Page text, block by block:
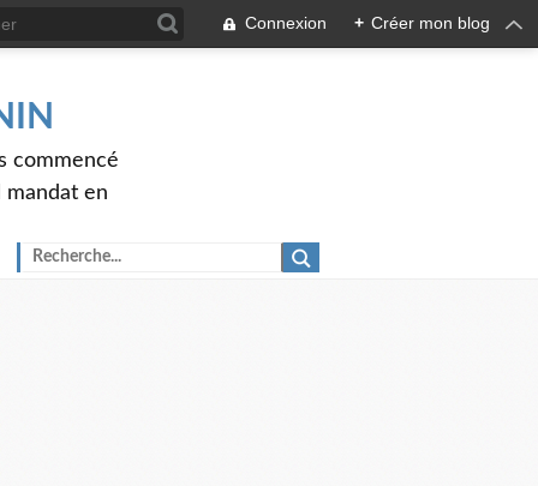
Connexion + Créer mon blog
commencé
mandat en